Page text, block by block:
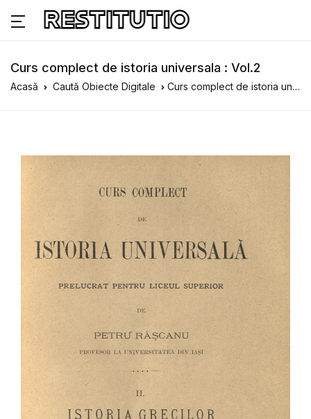
Curs complect de istoria universala : Vol.2
Acasă Caută Obiecte Digitale Curs complect de istoria universala : Vol.2